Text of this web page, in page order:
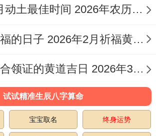
分2026年阳历9月（重要对应
还有它的相关信息，请注意
仅供参考！
| 农历日期| 宜忌| 冲煞| 吉时
2026农历一月动土最佳时间 2026年农历6月份动土黄道吉日
2026年2月祈福的日子 2026年2月祈福黄道吉日一览表
2026年3月适合领证的黄道吉日 2026年3月领证吉日
试试精准生辰八字算命
宝宝取名 终身运势